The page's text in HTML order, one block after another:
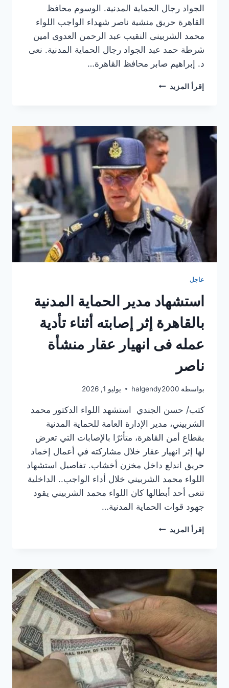
الجواد رجال الحماية المدنية. الوسوم محافظ
القاهرة حريق منشية ناصر شهداء الواجب اللواء
محمد الشربينى النقيب عبد الرحمن العدوى امين
شرطة حمد عبد الجواد رجال الحماية المدنية. نعى
د. إبراهيم صابر محافظ القاهرة…
إقرأ المزيد محافظ
الحماية
المدنية
من
شهداء
الواجب
بحريق
منشية
ناصر
عاجل
استشهاد مدير الحماية المدنية
بالقاهرة إثر إصابته أثناء تأدية
عمله فى انهيار عقار منشأة
ناصر
بواسطة halgendy2000 يوليو 1, 2026
كتب/ حسن الجندي استشهد اللواء الدكتور محمد
الشربيني، مدير الإدارة العامة للحماية المدنية
بقطاع أمن القاهرة، متأثرًا بالإصابات التي تعرض
لها إثر انهيار عقار خلال مشاركته في أعمال إخماد
حريق اندلع داخل مخزن أخشاب. تفاصيل استشهاد
اللواء محمد الشربيني خلال أداء الواجب.. الداخلية
تنعى أحد أبطالها كان اللواء محمد الشربيني يقود
جهود قوات الحماية المدنية…
إقرأ المزيد استشهاد
بالقاهرة
إثر
إصابته
أثناء
تأدية
عمله
فى
انهيار
عقار
منشأة
ناصر